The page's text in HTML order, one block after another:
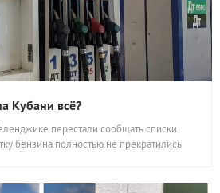
Кубани всё?
перестали сообщать списки
бензина полностью не прекратились